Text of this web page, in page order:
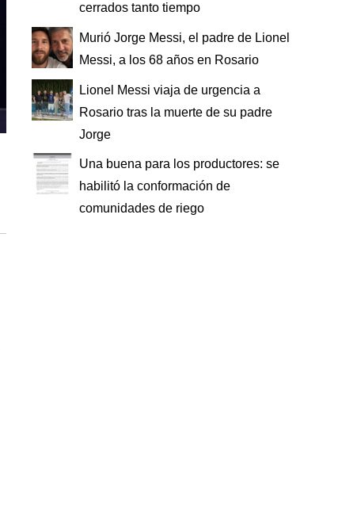
cerrados tanto tiempo
Murió Jorge Messi, el padre de Lionel
Messi, a los 68 años en Rosario
Lionel Messi viaja de urgencia a
Rosario tras la muerte de su padre
Jorge
Una buena para los productores: se
habilitó la conformación de
comunidades de riego